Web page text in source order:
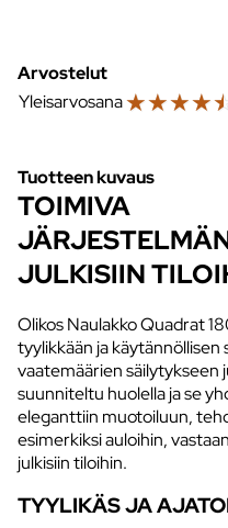
Arvostelut
Yleisarvosana☆☆☆☆☆
Tuotteen kuvaus
TOIMIVA
JULKISIIN
Olikos Naulakko Quadrat
tyylikkään ja
vaatemäärien säilytykseen
suunniteltu huolella ja se
eleganttiin muotoiluun,
esimerkiksi auloihin,
julkisiin tiloihin.
TYYLIKÄS JA